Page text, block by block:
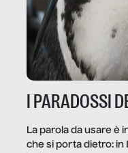
I PARADOSSI
La parola da usare è
che si porta dietro: in